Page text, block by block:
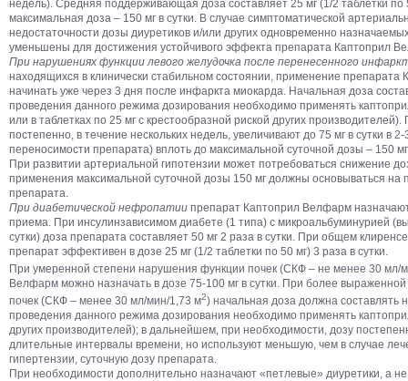
недель). Средняя поддерживающая доза составляет 25 мг (1/2 таблетки по
максимальная доза – 150 мг в сутки. В случае симптоматической
недостаточности дозы диуретиков и/или других одновременно
уменьшены для достижения устойчивого эффекта препарата Каптоприл
При нарушениях функции левого желудочка после перенесенного
находящихся в клинически стабильном состоянии, применение
начинать уже через 3 дня после инфаркта миокарда. Начальная доза
проведения данного режима дозирования необходимо применять
или в таблетках по 25 мг с крестообразной риской других
постепенно, в течение нескольких недель, увеличивают до 75 мг в сутки в
переносимости препарата) вплоть до максимальной суточной дозы – 150
При развитии артериальной гипотензии может потребоваться снижение
применения максимальной суточной дозы 150 мг должны основываться на
препарата.
При диабетической нефропатии препарат Каптоприл Велфарм
приема. При инсулинзависимом диабете (1 типа) с микроальбуминурией
сутки) доза препарата составляет 50 мг 2 раза в сутки. При общем
препарат эффективен в дозе 25 мг (1/2 таблетки по 50 мг) 3 раза в сутки.
При умеренной степени нарушения функции почек (СКФ – не менее 30 мл/
Велфарм можно назначать в дозе 75-100 мг в сутки. При более
почек (СКФ – менее 30 мл/мин/1,73 м2) начальная доза должна составлять
проведения данного режима дозирования необходимо применять
других производителей); в дальнейшем, при необходимости, дозу
длительные интервалы времени, но используют меньшую, чем в случае
гипертензии, суточную дозу препарата.
При необходимости дополнительно назначают «петлевые» диуретики, а